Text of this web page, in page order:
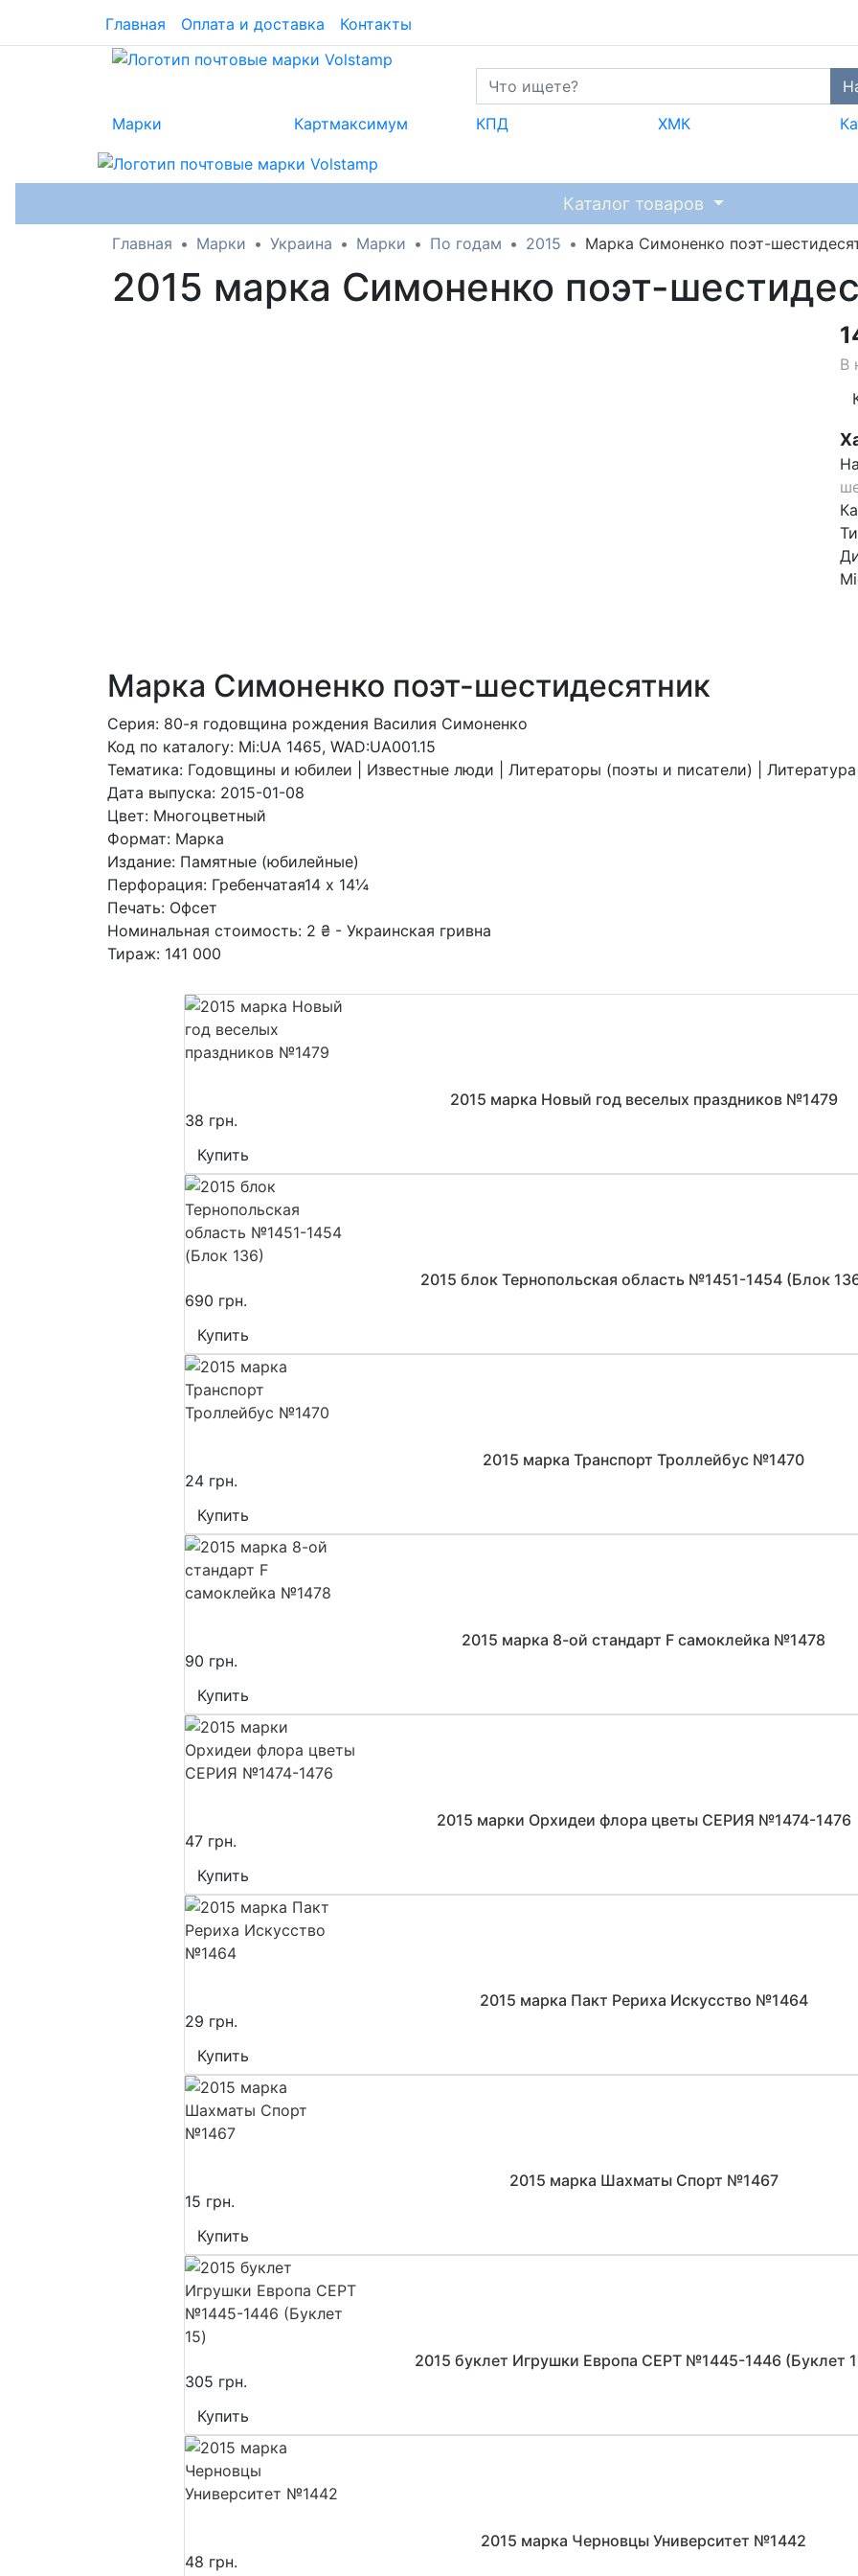
Главная Оплата и доставка Контакты
Марки
Картмаксимум КПД ХМК
Каталог товаров
Главная Марки Украина Марки По годам 2015 Марка Симоненко поэт-
2015 марка Симоненко поэт-
В
Марка Симоненко поэт-шестидесятник
Серия: 80-я годовщина рождения Василия Симоненко
Код по каталогy: Mi:UA 1465, WAD:UA001.15
Тематика: Годовщины и юбилеи | Известные люди | Литераторы (поэты и писатели) |
Дата выпуска: 2015-01-08
Цвет: Многоцветный
Формат: Марка
Издание: Памятные (юбилейные)
Перфорация: Гребенчатая14 x 14¼
Печать: Офсет
Номинальная стоимость: 2 ₴ - Украинская гривна
Тираж: 141 000
2015 марка Новый год веселых праздников №1479
38 грн.
Купить
2015 блок Тернопольская область №1451-1454 (Блок
690 грн.
Купить
2015 марка Транспорт Троллейбус №1470
24 грн.
Купить
2015 марка 8-ой стандарт F самоклейка №1478
90 грн.
Купить
2015 марки Орхидеи флора цветы СЕРИЯ №1474-1476
47 грн.
Купить
2015 марка Пакт Рериха Искусство №1464
29 грн.
Купить
2015 марка Шахматы Спорт №1467
15 грн.
Купить
2015 буклет Игрушки Европа CEPT №1445-1446 (Буклет
305 грн.
Купить
2015 марка Черновцы Университет №1442
48 грн.